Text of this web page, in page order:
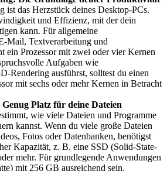
ist das Herzstück deines Desktop-PCs.
und Effizienz, mit der dein
kann. Für allgemeine
Mail, Textverarbeitung und
ein Prozessor mit zwei oder vier Kernen
Aufgaben wie
Rendering ausführst, solltest du einen
mit sechs oder mehr Kernen in Betracht
Platz für deine Dateien
wie viele Dateien und Programme
kannst. Wenn du viele große Dateien
Fotos oder Datenbanken, benötigst
Kapazität, z. B. eine SSD (Solid-State-
mehr. Für grundlegende Anwendungen
mit 256 GB ausreichend sein.